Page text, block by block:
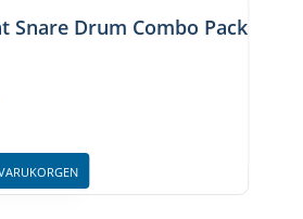
Snare Drum Combo Pack